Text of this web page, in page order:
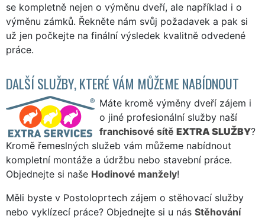
se kompletně nejen o výměnu dveří, ale například i o
výměnu zámků. Řekněte nám svůj požadavek a pak si
už jen počkejte na finální výsledek kvalitně odvedené
práce.
DALŠÍ SLUŽBY, KTERÉ VÁM MŮŽEME NABÍDNOUT
Máte kromě výměny dveří zájem i
o jiné profesionální služby naší
franchisové sítě EXTRA SLUŽBY?
Kromě řemeslných služeb vám můžeme nabídnout
kompletní montáže a údržbu nebo stavební práce.
Objednejte si naše Hodinové manžely!
Měli byste v Postoloprtech zájem o stěhovací služby
nebo vyklízecí práce? Objednejte si u nás Stěhování